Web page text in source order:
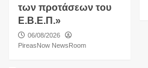
των προτάσεων του
Ε.Β.Ε.Π.»
06/08/2026
PireasNow NewsRoom